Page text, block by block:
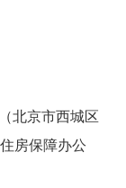
北京市西城区
房保障办公